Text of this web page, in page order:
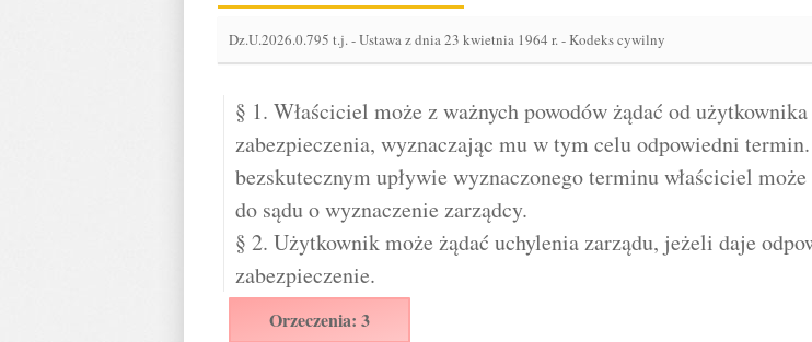
Dz.U.2026.0.795 t.j.-Ustawa z dnia 23 kwietnia 1964 r. - Kodeks cywilny
§ 1. Właściciel może z ważnych powodów żądać od użytkownika
zabezpieczenia, wyznaczając mu w tym celu odpowiedni
bezskutecznym upływie wyznaczonego terminu właściciel
do sądu o wyznaczenie zarządcy.
§ 2. Użytkownik może żądać uchylenia zarządu, jeżeli daje
zabezpieczenie.
Orzeczenia: 3